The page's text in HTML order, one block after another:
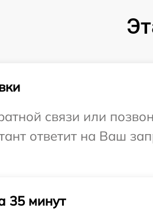
связи или
ответит на Ваш
35 минут